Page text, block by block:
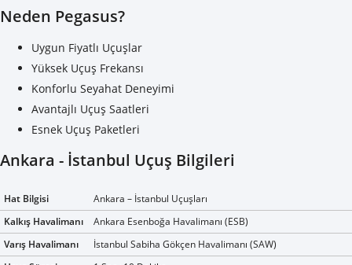
Neden Pegasus?
Uygun Fiyatlı Uçuşlar
Yüksek Uçuş Frekansı
Konforlu Seyahat Deneyimi
Avantajlı Uçuş Saatleri
Esnek Uçuş Paketleri
Ankara - İstanbul Uçuş Bilgileri
Hat Bilgisi
Ankara – İstanbul Uçuşları
Kalkış Havalimanı
Ankara Esenboğa Havalimanı (ESB)
Varış Havalimanı
İstanbul Sabiha Gökçen Havalimanı (SAW)